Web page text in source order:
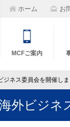
ホーム お
MCFご案内
ジネス委員会を開催し
外ビジネ